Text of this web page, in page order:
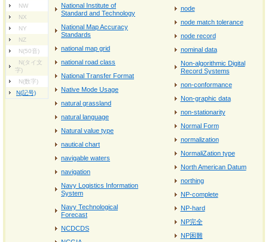
NW
NX
NY
NZ
N(50音)
N(タイ文
字)
N(数字)
N(記号)
National Institute of
Standard and Technology
National Map Accuracy
Standards
national map grid
national road class
National Transfer Format
Native Mode Usage
natural grassland
natural language
Natural value type
nautical chart
navigable waters
navigation
Navy Logistics Information
System
Navy Technological
Forecast
NCDCDS
node
node match tolerance
node record
nominal data
Non-algorithmic Digital
Record Systems
non-conformance
Non-graphic data
non-stationarity
Normal Form
normalization
NormaliZation type
North American Datum
northing
NP-complete
NP-hard
NP完全
NP困難